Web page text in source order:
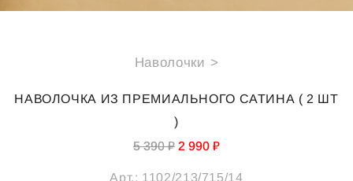
Наволочки >
НАВОЛОЧКА ИЗ ПРЕМИАЛЬНОГО САТИНА ( 2 ШТ
)
5 390 ₽2 990 ₽
Каталог
ПОКУПАТЕЛЯМ
Подарочная карта
Оплата